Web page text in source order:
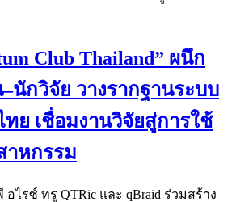
Club Thailand” ผนึก
นักวิจัย วางรากฐานระบบ
ย เชื่อมงานวิจัยสู่การใช้
าหกรรม
อไรซ์ ทรู QTRic และ qBraid ร่วมสร้าง